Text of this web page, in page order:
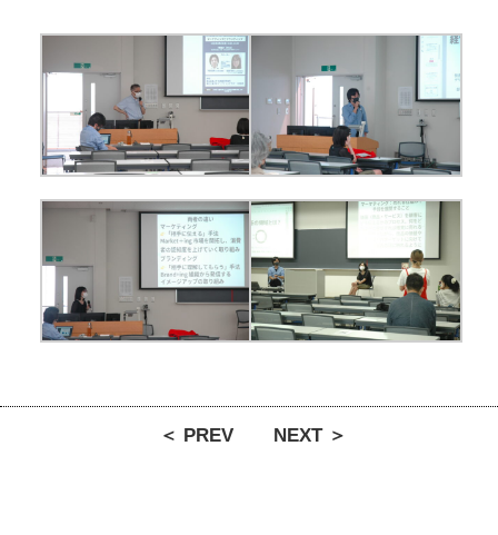
＜ PREV NEXT ＞